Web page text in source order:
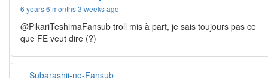
6 years 6 months 3 weeks ago
@PikariTeshimaFansub troll mis à part, je sais toujours pas ce
que FE veut dire (?)
Subarashii-no-Fansub